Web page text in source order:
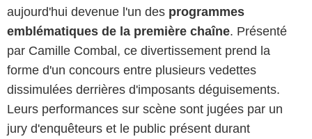
aujourd'hui devenue l'un des programmes
emblématiques de la première chaîne. Présenté
par Camille Combal, ce divertissement prend la
forme d'un concours entre plusieurs vedettes
dissimulées derrières d'imposants déguisements.
Leurs performances sur scène sont jugées par un
jury d'enquêteurs et le public présent durant